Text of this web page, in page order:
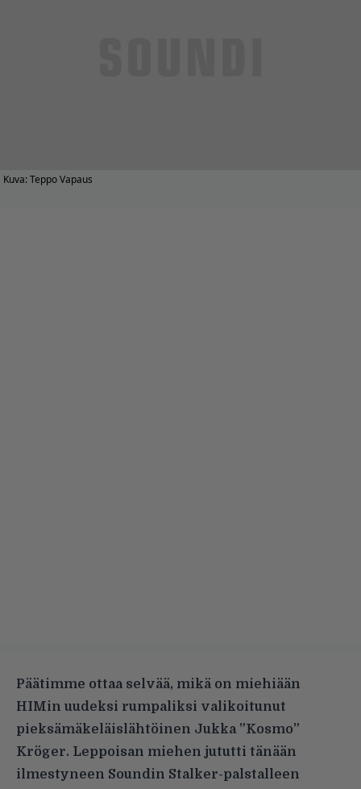
Kuva: Teppo Vapaus
Päätimme ottaa selvää, mikä on miehiään
HIMin uudeksi rumpaliksi valikoitunut
pieksämäkeläislähtöinen Jukka ”Kosmo”
Kröger. Leppoisan miehen jututti tänään
ilmestyneen Soundin Stalker-palstalleen